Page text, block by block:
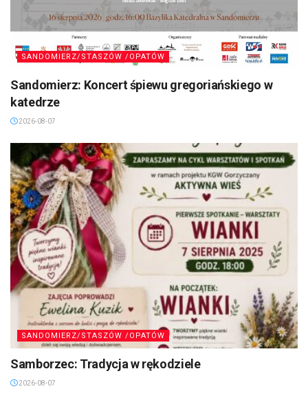
SANDOMIERZ/STASZÓW /OPATÓW
Sandomierz: Koncert śpiewu gregoriańskiego w
katedrze
2026-08-07
SANDOMIERZ/STASZÓW /OPATÓW
Samborzec: Tradycja w rękodziele
2026-08-07